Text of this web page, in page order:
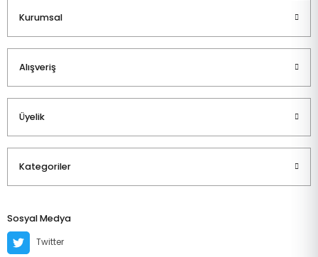
Kurumsal
Alışveriş
Üyelik
Kategoriler
Sosyal Medya
Twitter